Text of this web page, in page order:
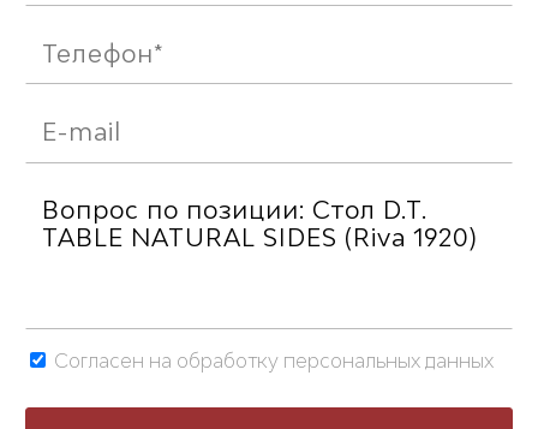
Согласен на обработку персональных данных